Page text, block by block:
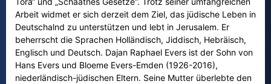
Arbeit widmet er sich derzeit dem Ziel, das jüdische Leben in
Deutschalnd zu unterstützen und lebt in Jerusalem. Er
beherrscht die Sprachen Holländisch, Jiddisch, Hebräisch,
Englisch und Deutsch. Dajan Raphael Evers ist der Sohn von
Hans Evers und Bloeme Evers-Emden (1926-2016),
niederländisch-jüdischen Eltern. Seine Mutter überlebte den